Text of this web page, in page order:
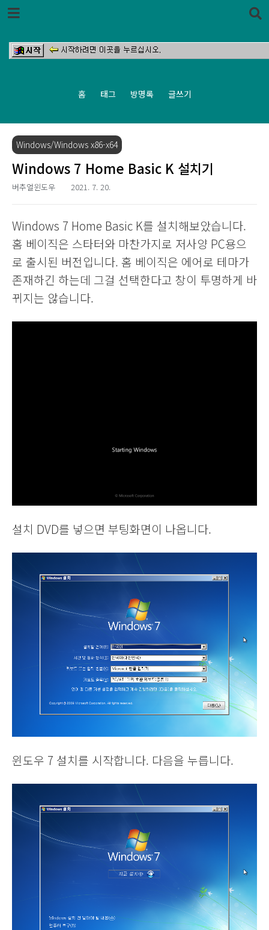
본문 바로가기
홈 태그 방명록 글쓰기
Windows/Windows x86-x64
Windows 7 Home Basic K 설치기
버추얼윈도우 2021. 7. 20.
Windows 7 Home Basic K를 설치해보았습니다.
홈 베이직은 스타터와 마찬가지로 저사양 PC용으
로 출시된 버전입니다. 홈 베이직은 에어로 테마가
존재하긴 하는데 그걸 선택한다고 창이 투명하게 바
뀌지는 않습니다.
설치 DVD를 넣으면 부팅화면이 나옵니다.
윈도우 7 설치를 시작합니다. 다음을 누릅니다.